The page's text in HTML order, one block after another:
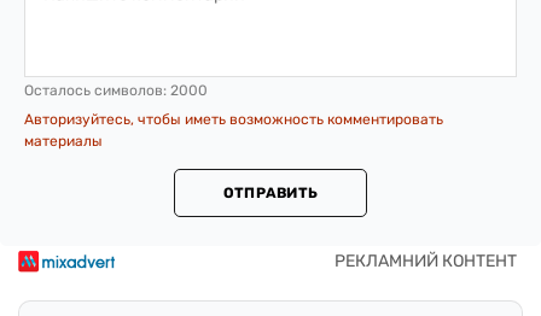
Осталось символов: 2000
Авторизуйтесь, чтобы иметь возможность комментировать
материалы
ОТПРАВИТЬ